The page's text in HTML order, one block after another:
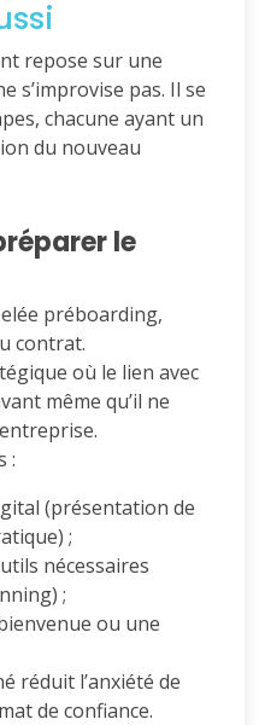
repose sur une
s’improvise pas. Il se
chacune ayant un
du nouveau
le
préboarding,
contrat.
où le lien avec
même qu’il ne
:
(présentation de
;
nécessaires
;
ou une
réduit l’anxiété de
de confiance.